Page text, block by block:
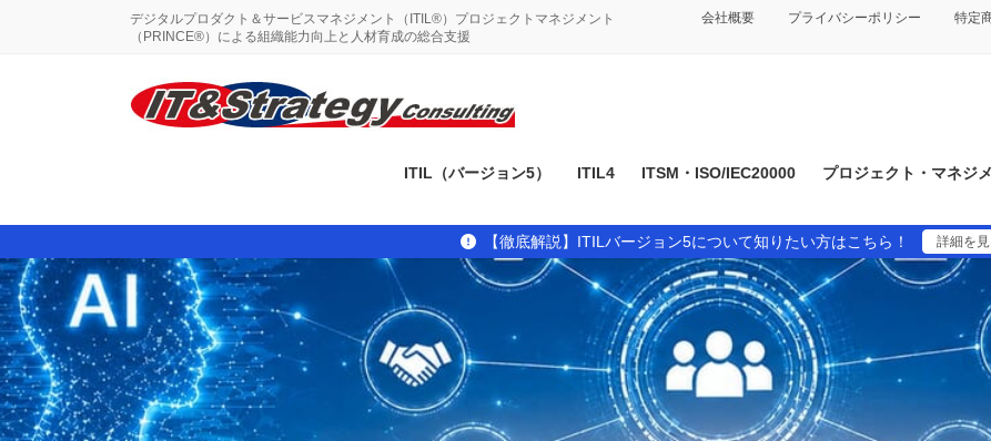
移
デジタルプロダクト＆サービスマネジメント（ITIL®）プロジェクトマネジメント
（PRINCE®）による組織能力向上と人材育成の総合支援
会社概要 プライバシーポリシー 特定
ITIL（バージョン5） ITIL4 ITSM・ISO/IEC20000 プロジェクト・マネジ
【徹底解説】ITILバージョン5について知りたい方はこちら！ 詳細を